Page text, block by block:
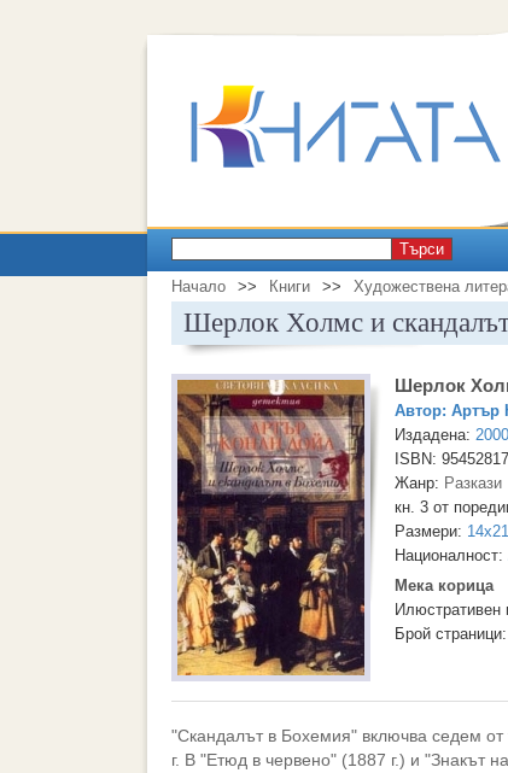
Търси
Начало >> Книги >> Художествена
Шерлок Холмс и
Шерлок
Автор: Артър
Издадена: 2000
ISBN:
Жанр: Разкази
кн. 3 от
Размери: 14x21
Националност:
Мека корица
Илюстративен
Брой
"Скандалът в Бохемия" включва седем
г. В "Етюд в червено" (1887 г.) и "Знакът